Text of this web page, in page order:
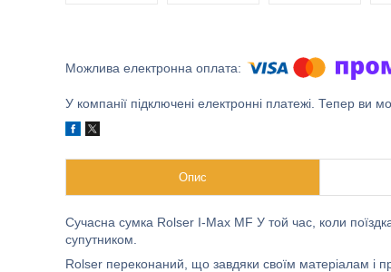
У компанії підключені електронні платежі. Тепер ви
Опис
Сучасна сумка Rolser I-Max MF У той час, коли
супутником.
Rolser переконаний, що завдяки своїм матеріалам і